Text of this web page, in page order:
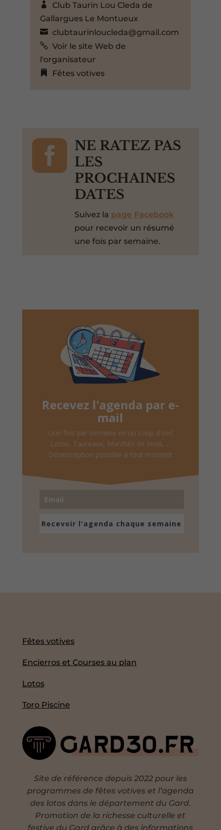
Club Taurin Lou Cleda de
Gallargues Le Montueux
clubtaurinloucleda@gmail.com
Voir le site Web de
l'organisateur
Fêtes votives

NE RATEZ PAS
LES
PROCHAINES
DATES
Suivez la page Facebook
pour recevoir un résumé
une fois par semaine.
Recevez l'agenda par e-
mail
Une fois par semaine en un coup d'oeil
Lotos, Taureaux, Marchés de Noël, ...
Désinscription possible à tout moment
Recevoir l'agenda chaque semaine
Fêtes votives
Encierros et Courses au plan
Lotos
Toro Piscine
Site de référence depuis 2022 pour les
programmes de fêtes votives et l’agenda
des lotos dans le département du Gard.
Promotion de la richesse culturelle et
festive du Gard grâce à des informations